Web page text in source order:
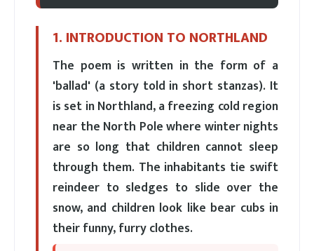
1. INTRODUCTION TO NORTHLAND
The poem is written in the form of a
'ballad' (a story told in short stanzas). It
is set in Northland, a freezing cold region
near the North Pole where winter nights
are so long that children cannot sleep
through them. The inhabitants tie swift
reindeer to sledges to slide over the
snow, and children look like bear cubs in
their funny, furry clothes.